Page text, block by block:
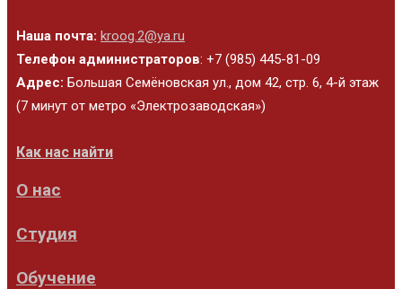
Наша почта: kroog.2@ya.ru
Телефон администраторов: +7 (985) 445-81-09
Адрес: Большая Семёновская ул., дом 42, стр. 6, 4-й этаж
(7 минут от метро «Электрозаводская»)
Как нас найти
О нас
Студия
Обучение